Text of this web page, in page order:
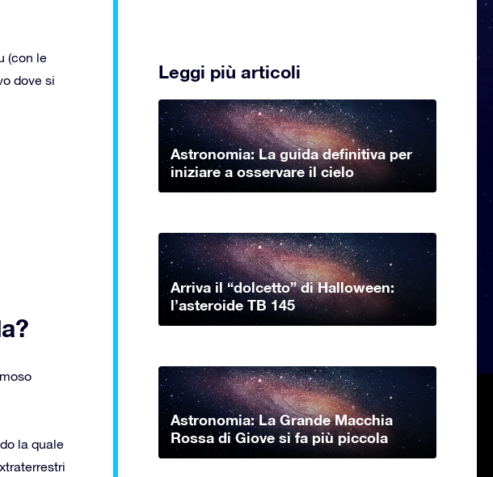
(con le
dove si
la quale
Leggi più articoli
Astronomia: La guida definitiva per
iniziare a osservare il cielo
Arriva il “dolcetto” di Halloween:
l’asteroide TB 145
Astronomia: La Grande Macchia
Rossa di Giove si fa più piccola